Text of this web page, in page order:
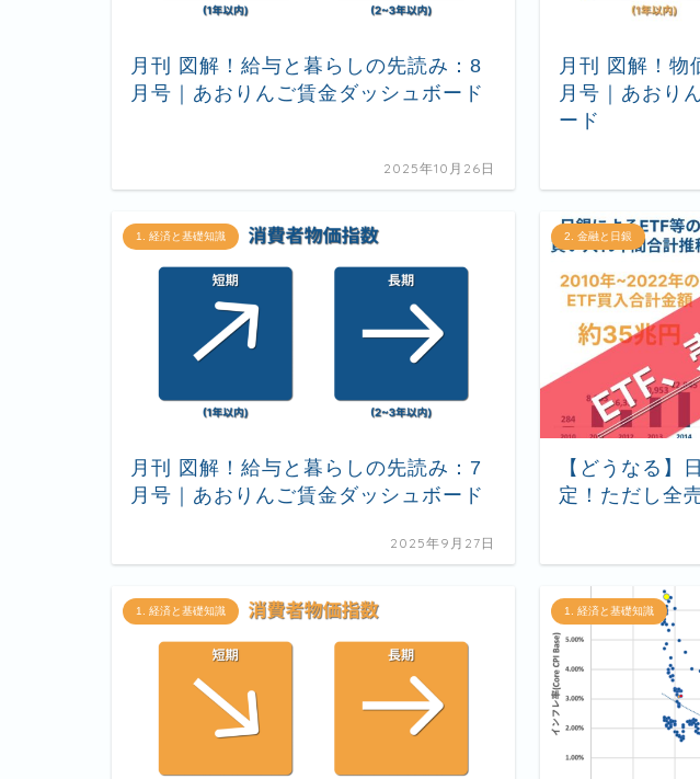
月刊 図解！給与と暮らしの先読み：8
月号｜あおりんご賃金ダッシュボード
2025年10月26日
月刊 図解！物
月号｜あおり
ード
1. 経済と基礎知識
月刊 図解！給与と暮らしの先読み：7
月号｜あおりんご賃金ダッシュボード
2025年9月27日
2. 金融と日銀
【どうなる】
定！ただし全
1. 経済と基礎知識 1. 経済と基礎知識